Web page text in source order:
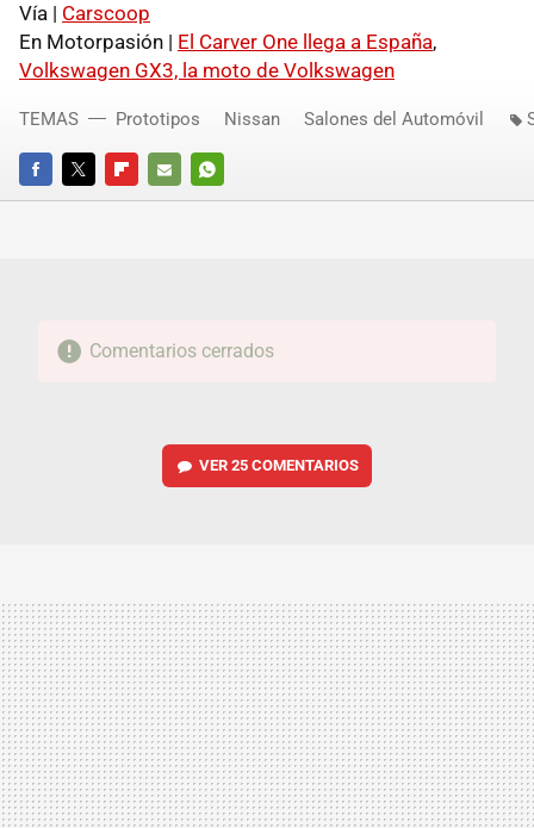
Vía | Carscoop
En Motorpasión | El Carver One llega a España,
Volkswagen GX3, la moto de Volkswagen
FACEBOOKTWITTERFLIPBOARD
E-
WHATSAPP
TEMAS Prototipos Nissan Salones del Automóvil
Comentarios cerrados
VER 25 COMENTARIOS